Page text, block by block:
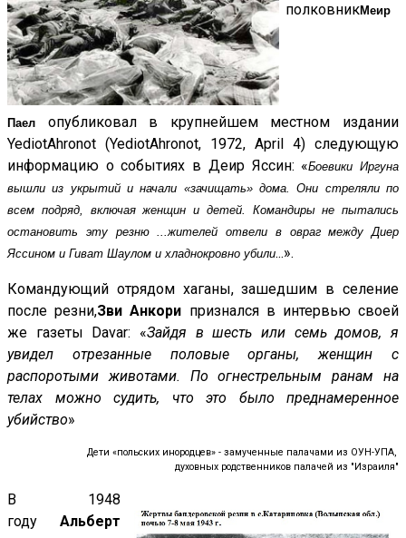
полковникМеир
Паел опубликовал в крупнейшем местном издании
YediotAhronot (YediotAhronot, 1972, April 4) следующую
информацию о событиях в Деир Яссин: «Боевики Иргуна
вышли из укрытий и начали «зачищать» дома. Они стреляли по
всем подряд, включая женщин и детей. Командиры не пытались
остановить эту резню ...жителей отвели в овраг между Диер
Яссином и Гиват Шаулом и хладнокровно убили...».
Командующий отрядом хаганы, зашедшим в селение
после резни,Зви Анкори признался в интервьюсвоей
же газеты Davar: «Зайдя в шесть или семь домов, я
увидел отрезанные половые органы, женщин с
распоротыми животами. По огнестрельным ранам на
телах можно судить, что это было преднамеренное
убийство»
Дети «польских инородцев» - замученные палачами из ОУН-УПА,
духовных родственников палачей из "Израиля"
В 1948
году Альберт